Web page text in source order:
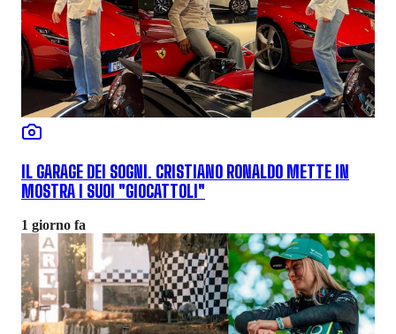
IL GARAGE DEI SOGNI. CRISTIANO RONALDO METTE IN
MOSTRA I SUOI "GIOCATTOLI"
1 giorno fa